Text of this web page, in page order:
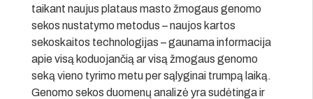
taikant naujus plataus masto žmogaus genomo
sekos nustatymo metodus – naujos kartos
sekoskaitos technologijas – gaunama informacija
apie visą koduojančią ar visą žmogaus genomo
seką vieno tyrimo metu per sąlyginai trumpą laiką.
Genomo sekos duomenų analizė yra sudėtinga ir